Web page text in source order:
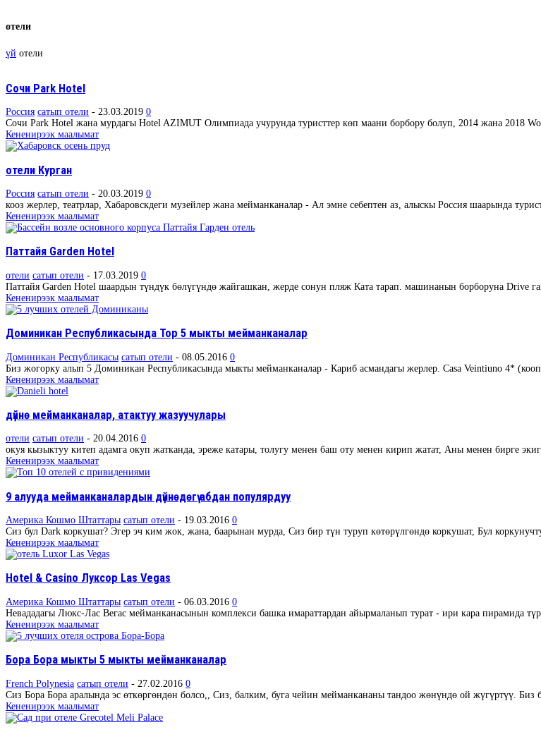
отели
үй отели
Сочи Park Hotel
Россия сатып отели - 23.03.2019 0
Сочи Park Hotel жана мурдагы Hotel AZIMUT Олимпиада учурунда туристтер көп маани борбору болуп, 2014 жана 2018
Кененирээк маалымат
отели Курган
Россия сатып отели - 20.03.2019 0
кооз жерлер, театрлар, Хабаровскдеги музейлер жана мейманканалар - Ал эмне себептен аз, алыскы Россия шаарында
Кененирээк маалымат
Паттайя Garden Hotel
отели сатып отели - 17.03.2019 0
Паттайя Garden Hotel шаардын түндүк бөлүгүндө жайгашкан, жерде сонун пляж Ката тарап. машинанын борборуна Drive
Кененирээк маалымат
Доминикан Республикасында Top 5 мыкты мейманканалар
Доминикан Республикасы сатып отели - 08.05.2016 0
Биз жогорку алып 5 Доминикан Республикасында мыкты мейманканалар - Кариб асмандагы жерлер. Casa Veintiuno 4*
Кененирээк маалымат
дүйнө мейманканалар, атактуу жазуучулары
отели сатып отели - 20.04.2016 0
окуя кызыктуу китеп адамга окуп жатканда, эреже катары, толугу менен баш оту менен кирип жатат, Аны менен бирге
Кененирээк маалымат
9 алууда мейманканалардын дүйнөдөгү абдан популярдуу
Америка Кошмо Штаттары сатып отели - 19.03.2016 0
Сиз бул Dark коркушат? Эгер эч ким жок, жана, баарынан мурда, Сиз бир түн туруп көтөрүлгөндө коркушат, Бул
Кененирээк маалымат
Hotel & Casino Луксор Las Vegas
Америка Кошмо Штаттары сатып отели - 06.03.2016 0
Невададагы Люкс-Лас Вегас мейманканасынын комплекси башка имараттардан айырмаланып турат - ири кара пирамида
Кененирээк маалымат
Бора Бора мыкты 5 мыкты мейманканалар
French Polynesia сатып отели - 27.02.2016 0
Сиз Бора Бора аралында эс өткөргөндөн болсо,, Сиз, балким, буга чейин мейманкананы тандоо жөнүндө ой жүгүртүү. Биз
Кененирээк маалымат